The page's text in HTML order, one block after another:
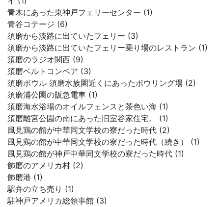
青木にあった東神戸フェリーセンター (1)
青谷コテージ (6)
須磨から淡路に出ていたフェリー (3)
須磨から淡路に出ていたフェリー乗り場のレストラン (1)
須磨のラジオ関西 (9)
須磨ベルトコンベア (3)
須磨ボウル 須磨水族園近くにあったボウリング場 (2)
須磨浦公園の阪急電車 (1)
須磨海水浴場のオイルフェンスと茶色い海 (1)
須磨離宮公園の南にあった旧室谷家住宅。 (1)
風見鶏の館が中華同文学校の寮だった時代 (2)
風見鶏の館が中華同文学校の寮だった時代（続き） (1)
風見鶏の館が神戸中華同文学校の寮だった時代 (1)
飾磨のアメリカ村 (2)
飾磨港 (1)
駅弁の立ち売り (1)
駐神戸アメリカ総領事館 (3)